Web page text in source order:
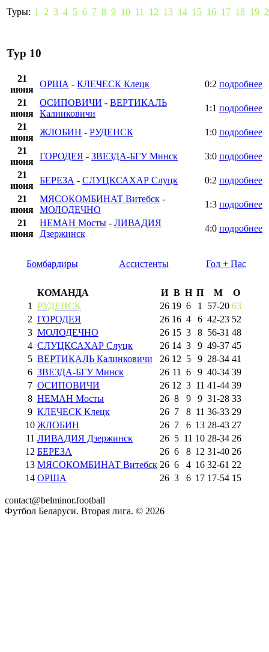
Туры: 1 2 3 4 5 6 7 8 9 10 11 12 13 14 15 16 17 18 19
Тур 10
21
июня
ОРША - КЛЕЧЕСК Клецк 0:2 подробнее
21
июня
ОСИПОВИЧИ - ВЕРТИКАЛЬ
Калинковичи
1:1 подробнее
21
июня
ЖЛОБИН - РУДЕНСК 1:0 подробнее
21
июня
ГОРОДЕЯ - ЗВЕЗДА-БГУ Минск 3:0 подробнее
21
июня
БЕРЕЗА - СЛУЦКСАХАР Слуцк 0:2 подробнее
21
июня
МЯСОКОМБИНАТ Витебск -
МОЛОДЕЧНО
1:3 подробнее
21
июня
НЕМАН Мосты - ЛИВАДИЯ
Дзержинск
4:0 подробнее
Бомбардиры Ассистенты Гол + Пас
КОМАНДА И В Н П М
О
1
РУДЕНСК 26 19 6 1 57-20 63
2 ГОРОДЕЯ 26 16 4 6 42-23 52
3 МОЛОДЕЧНО 26 15 3 8 56-31 48
4 СЛУЦКСАХАР Слуцк 26 14 3 9 49-37 45
5 ВЕРТИКАЛЬ Калинковичи 26 12 5 9 28-34 41
6 ЗВЕЗДА-БГУ Минск 26 11 6 9 40-34 39
7 ОСИПОВИЧИ 26 12 3 11 41-44 39
8 НЕМАН Мосты 26 8 9 9 31-28 33
9 КЛЕЧЕСК Клецк 26 7 8 11 36-33 29
10 ЖЛОБИН 26 7 6 13 28-43 27
11 ЛИВАДИЯ Дзержинск 26 5 11 10 28-34 26
12 БЕРЕЗА 26 6 8 12 31-40 26
13 МЯСОКОМБИНАТ Витебск 26 6 4 16 32-61 22
14 ОРША 26 3 6 17 17-54 15
contact@belminor.football
Футбол Беларуси. Вторая лига. © 2026